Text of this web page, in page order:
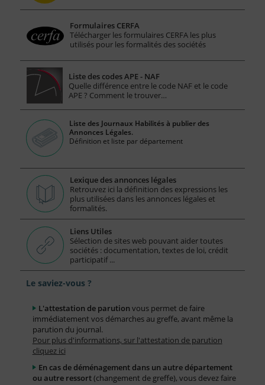
Formulaires CERFA
Télécharger les formulaires CERFA les plus
utilisés pour les formalités des sociétés
Liste des codes APE - NAF
Quelle différence entre le code NAF et le code
APE ? Comment le trouver…
Liste des Journaux Habilités à publier des
Annonces Légales.
Définition et liste par département
Lexique des annonces légales
Retrouvez ici la définition des expressions les
plus utilisées dans les annonces légales et
formalités.
Liens Utiles
Sélection de sites web pouvant aider toutes
sociétés : documentation, textes de loi, crédit
participatif ...
Le saviez-vous ?
L'attestation de parution vous permet de faire
immédiatement vos démarches au greffe, avant même la
parution du journal.
Pour plus d'informations, sur l'attestation de parution
cliquez ici
En cas de déménagement dans un autre département
ou autre ressort(changement de greffe), vous devez faire